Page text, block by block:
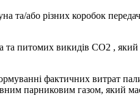
та/або різних коробок
питомих викидів CO2 ,
фактичних витрат
парниковим газом, який